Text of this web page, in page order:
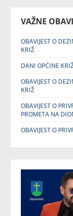
VAŽNE
OBAVIJEST O
KRIŽ
DANI OPĆINE
OBAVIJEST O
KRIŽ
OBAVIJEST O
PROMETA NA
OBAVIJEST O